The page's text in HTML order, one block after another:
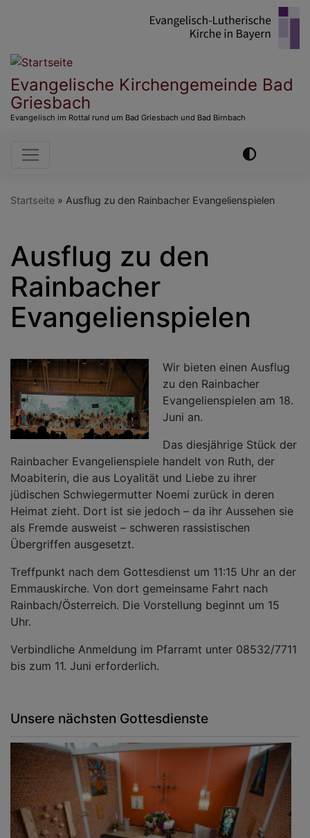
Evangelische Kirchengemeinde Bad
Griesbach
Evangelisch im Rottal rund um Bad Griesbach und Bad Birnbach
Hauptnavigation
Startseite Ausflug zu den Rainbacher Evangelienspielen
Ausflug zu den
Rainbacher
Evangelienspielen
Wir bieten einen Ausflug
zu den Rainbacher
Evangelienspielen am 18.
Juni an.
Das diesjährige Stück der
Rainbacher Evangelienspiele handelt von Ruth, der
Moabiterin, die aus Loyalität und Liebe zu ihrer
jüdischen Schwiegermutter Noemi zurück in deren
Heimat zieht. Dort ist sie jedoch – da ihr Aussehen sie
als Fremde ausweist – schweren rassistischen
Übergriffen ausgesetzt.
Treffpunkt nach dem Gottesdienst um 11:15 Uhr an der
Emmauskirche. Von dort gemeinsame Fahrt nach
Rainbach/Österreich. Die Vorstellung beginnt um 15
Uhr.
Verbindliche Anmeldung im Pfarramt unter 08532/7711
bis zum 11. Juni erforderlich.
Unsere nächsten Gottesdienste